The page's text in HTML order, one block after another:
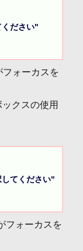
ださい"
ォーカスを
クスの使用
てください"
フォーカスを